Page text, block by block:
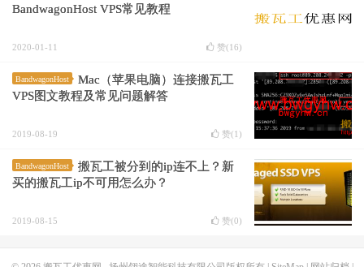
BandwagonHost VPS常见教程
2020-01-11 赞(16)
BandwagonHost
Mac（苹果电脑）连接搬瓦工
VPS图文教程及常见问题解答
2019-08-19 赞(1 )
BandwagonHost
搬瓦工被分到的ip连不上？新
买的搬瓦工ip不可用怎么办？
2019-08-15 赞(0)